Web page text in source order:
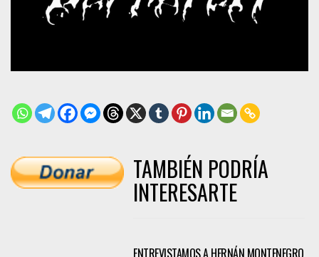
TAMBIÉN PODRÍA
INTERESARTE
ENTREVISTAMOS A HERNÁN MONTENEGRO